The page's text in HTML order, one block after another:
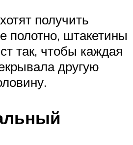
получить
полотно, штакетины
так, чтобы каждая
другую